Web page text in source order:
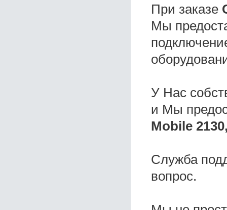
При заказе
Мы
У Нас
и Мы
Mobile
Служба
вопрос.